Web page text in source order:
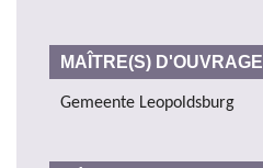
MAÎTRE(S) D'OUVRAGE
Gemeente Leopoldsburg